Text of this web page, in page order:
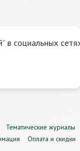
в социальных
Тематические журналы
Оплата и скидки